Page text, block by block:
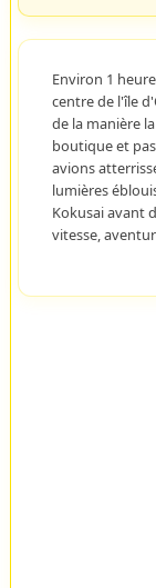
Environ 1
centre de l'île
de la manière
boutique et
avions
lumières
Kokusai avant
vitesse,